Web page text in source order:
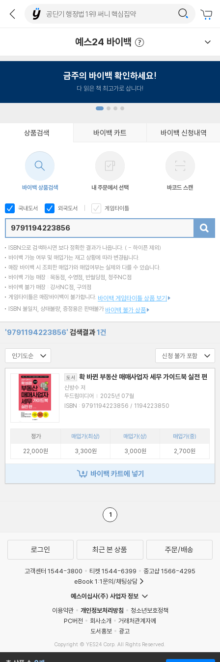
예스24 바이백
금주의 바이백 확인하세요!
다 읽은 책 최고가로 삽니다!
상품검색 바이백 카트 바이백 신청내역
바이백 상품검색 내 주문에서 선택 바코드 스캔
국내도서 외국도서 게임타이틀
ISBN으로 검색하시면 보다 정확한 결과가 나옵니다. ( - 하이픈 제외)
바이백 가능 여부 및 매입가는 재고 상황에 따라 변경됩니다.
매장 바이백 시 조회한 매입가와 매입여부는 실제와 다를 수 있습니다.
바이백 가능 매장 : 목동점, 수영점, 반월당점, 청주NC점
바이백 불가 매장 : 강서NC점, 구의점
게임타이틀은 매장바이백이 불가합니다. 바이백 게임타이틀 상품 보기
ISBN 불일치, 상태불량, 증정용은 판매불가 바이백 불가 상품
'9791194223856' 검색결과1건
도서 확 바뀐 부동산 매매사업자 세무 가이드북 실전 편
신방수 저
두드림미디어 | 2025년 07월
ISBN : 9791194223856 / 1194223850
정가 매입가(최상) 매입가(상)
매입가(중)
22,000원
3,300원 3,000원 2,700원
바이백 카트에 넣기
1
로그인 최근 본 상품 주문/배송
고객센터 1544-3800 티켓 1544-6399
중고샵 1566-4295
eBook 1:1문의/채팅상담
예스이십사(주) 사업자 정보
이용약관
개인정보처리방침
청소년보호정책
PC버전
회사소개
거래처관계자께
도서홍보
광고
Copyright © YES24 Corp. All Rights Reserved.
MATOM7